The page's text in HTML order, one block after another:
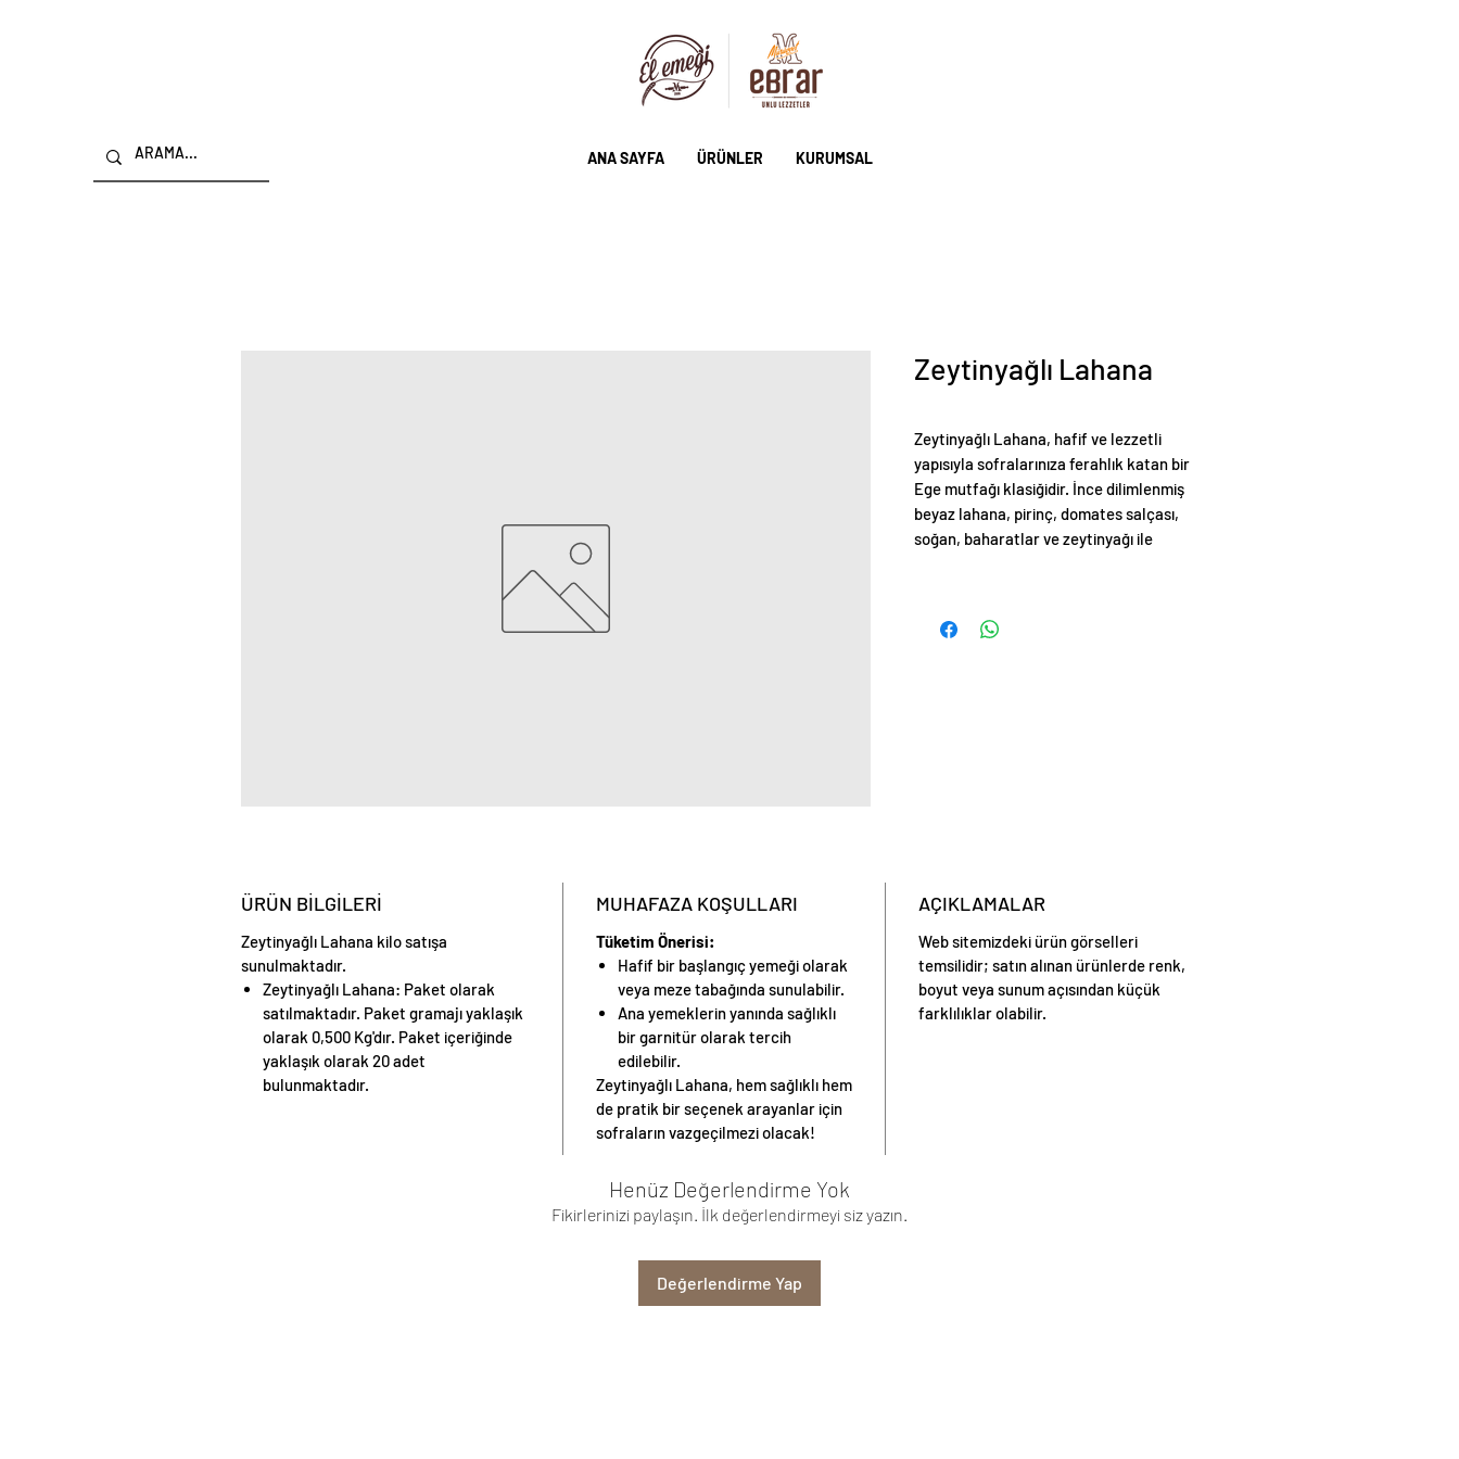
ANA SAYFA ÜRÜNLER KURUMSAL
Zeytinyağlı Lahana
Zeytinyağlı Lahana, hafif ve lezzetli
yapısıyla sofralarınıza ferahlık katan bir
Ege mutfağı klasiğidir. İnce dilimlenmiş
beyaz lahana, pirinç, domates salçası,
soğan, baharatlar ve zeytinyağı ile
edilir.
ÜRÜN BİLGİLERİ
Zeytinyağlı Lahana kilo satışa
sunulmaktadır.
Zeytinyağlı Lahana: Paket olarak
satılmaktadır. Paket gramajı yaklaşık
olarak 0,500 Kg'dır. Paket içeriğinde
yaklaşık olarak 20 adet
bulunmaktadır.
MUHAFAZA KOŞULLARI
Tüketim Önerisi:
Hafif bir başlangıç yemeği olarak
veya meze tabağında sunulabilir.
Ana yemeklerin yanında sağlıklı
bir garnitür olarak tercih
edilebilir.
Zeytinyağlı Lahana, hem sağlıklı hem
de pratik bir seçenek arayanlar için
sofraların vazgeçilmezi olacak!
AÇIKLAMALAR
Web sitemizdeki ürün görselleri
temsilidir; satın alınan ürünlerde renk,
boyut veya sunum açısından küçük
farklılıklar olabilir.
Henüz Değerlendirme Yok
Fikirlerinizi paylaşın. İlk değerlendirmeyi siz yazın.
Değerlendirme Yap